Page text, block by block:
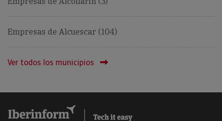
Empresas de Alcuescar (104)
Ver todos los municipios